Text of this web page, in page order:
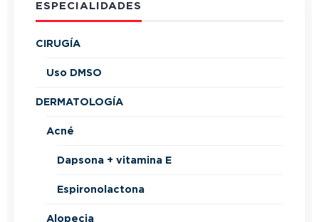
ESPECIALIDADES
CIRUGÍA
Uso DMSO
DERMATOLOGÍA
Acné
Dapsona + vitamina E
Espironolactona
Alopecia